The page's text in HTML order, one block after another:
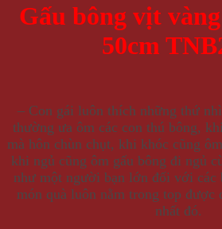
Gấu bông vịt
50cm
– Con gái luôn thích những thứ
thường ưa ôm các con thú bông,
mà hôn chùn chụt, khi khóc cũng
khi ngủ cũng ôm gấu bông đi ngủ
như một người bạn lớn đối với các
món quà luôn nằm trong top được
nhất đó.